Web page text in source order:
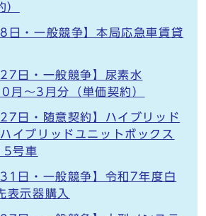
）
日・一般競争】本局応急車賃貸
日・一般競争】尿素水
月～3月分（単価契約）
日・随意契約】ハイブリッド
イブリッドユニットボックス
号車
日・一般競争】令和7年度白
表示器購入